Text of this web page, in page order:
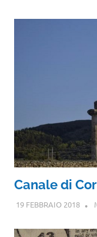
Canale di
19 FEBBRAIO 2018